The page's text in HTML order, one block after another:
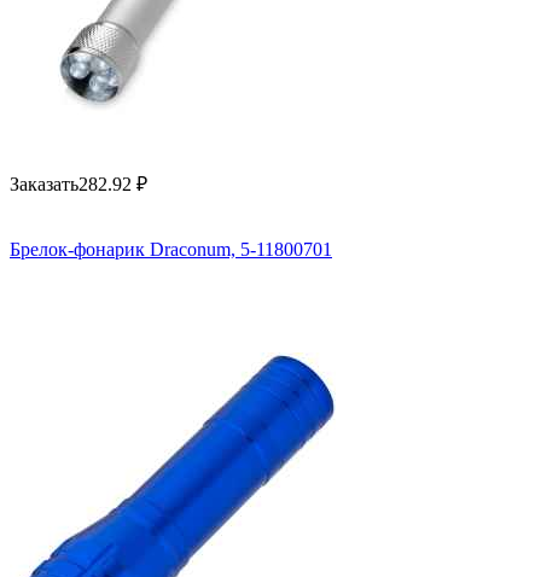
Заказать282.92 ₽
Брелок-фонарик Draconum, 5-11800701